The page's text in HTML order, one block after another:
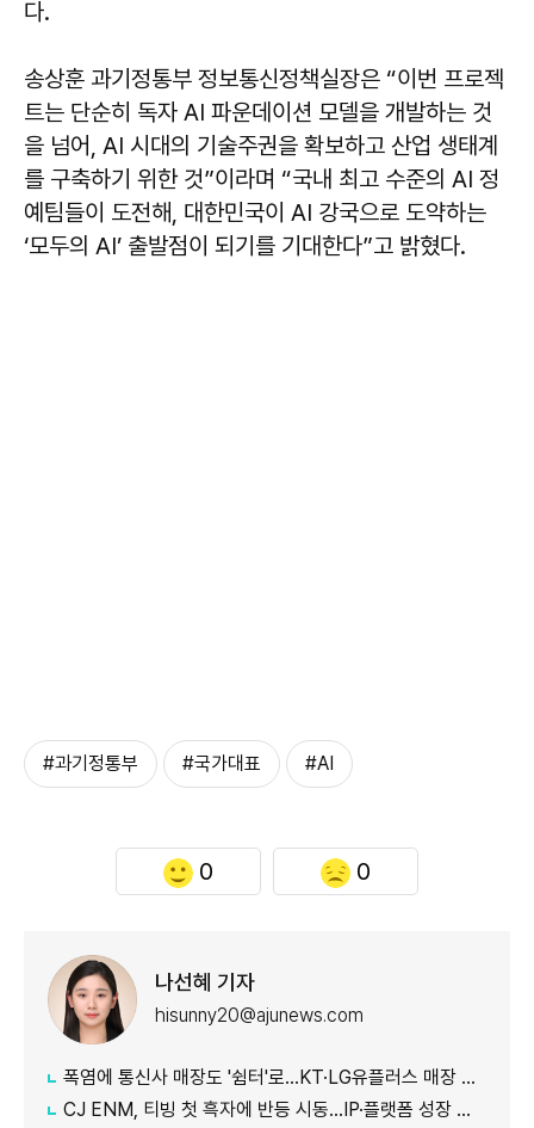
다.
송상훈 과기정통부 정보통신정책실장은 “이번 프로젝
트는 단순히 독자 AI 파운데이션 모델을 개발하는 것
을 넘어, AI 시대의 기술주권을 확보하고 산업 생태계
를 구축하기 위한 것”이라며 “국내 최고 수준의 AI 정
예팀들이 도전해, 대한민국이 AI 강국으로 도약하는
‘모두의 AI’ 출발점이 되기를 기대한다”고 밝혔다.
#과기정통부 #국가대표 #AI
0 0
나선혜 기자
hisunny20@ajunews.com
폭염에 통신사 매장도 '쉼터'로…KT·LG유플러스 매장 개방
CJ ENM, 티빙 첫 흑자에 반등 시동…IP·플랫폼 성장 가속